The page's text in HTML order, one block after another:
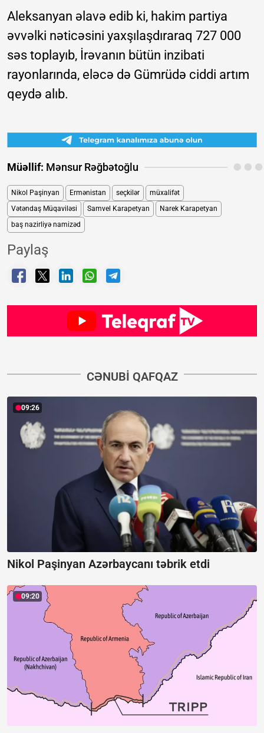
Aleksanyan əlavə edib ki, hakim partiya
əvvəlki nəticəsini yaxşılaşdıraraq 727 000
səs toplayıb, İrəvanın bütün inzibati
rayonlarında, eləcə də Gümrüdə ciddi artım
qeydə alıb.
Müəllif: Mənsur Rəğbətoğlu
Nikol Paşinyan Ermənistan seçkilər
müxalifət
Vətəndaş Müqaviləsi
Samvel Karapetyan
Narek Karapetyan
baş nazirliyə namizəd
Paylaş
CƏNUBI QAFQAZ
09:26
Nikol Paşinyan Azərbaycanı təbrik etdi
09:20